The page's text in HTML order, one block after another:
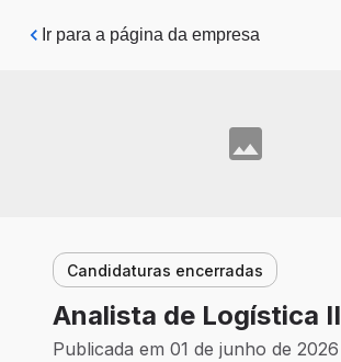
Pular para o conteúdo principal
Ir para a página da empresa
Candidaturas encerradas
Analista de Logística II
Publicada em 01 de junho de 2026